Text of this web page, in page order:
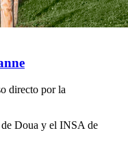
directo por la
Doua y el INSA de